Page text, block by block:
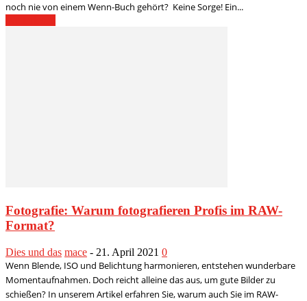
noch nie von einem Wenn-Buch gehört? Keine Sorge! Ein...
Fotografie: Warum fotografieren Profis im RAW-
Format?
Dies und das mace - 21. April 2021 0
Wenn Blende, ISO und Belichtung harmonieren, entstehen wunderbare
Momentaufnahmen. Doch reicht alleine das aus, um gute Bilder zu
schießen? In unserem Artikel erfahren Sie, warum auch Sie im RAW-